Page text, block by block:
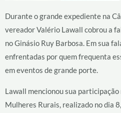
Durante o grande expediente na
vereador Valério Lawall cobrou a
no Ginásio Ruy Barbosa. Em sua
enfrentadas por quem frequenta
em eventos de grande porte.
Lawall mencionou sua
Mulheres Rurais, realizado no dia